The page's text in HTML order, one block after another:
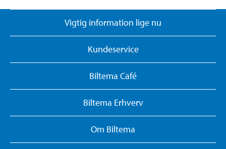
Vigtig information lige nu
Kundeservice
Biltema Café
Biltema Erhverv
Om Biltema